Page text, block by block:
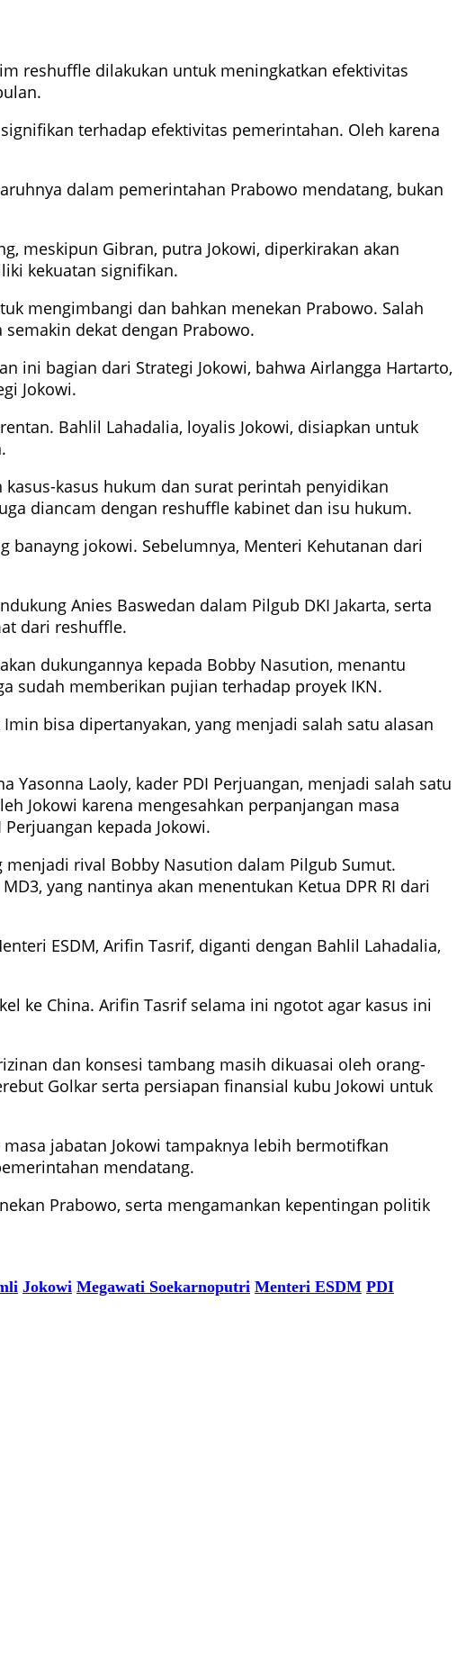
reshuffle dilakukan untuk meningkatkan efektivitas
terhadap efektivitas pemerintahan. Oleh karena
dalam pemerintahan Prabowo mendatang, bukan
meskipun Gibran, putra Jokowi, diperkirakan akan
kekuatan signifikan.
mengimbangi dan bahkan menekan Prabowo. Salah
dekat dengan Prabowo.
ini bagian dari Strategi Jokowi, bahwa Airlangga Hartarto,
Jokowi.
Bahlil Lahadalia, loyalis Jokowi, disiapkan untuk
kasus hukum dan surat perintah penyidikan
diancam dengan reshuffle kabinet dan isu hukum.
jokowi. Sebelumnya, Menteri Kehutanan dari
Anies Baswedan dalam Pilgub DKI Jakarta, serta
dari reshuffle.
dukungannya kepada Bobby Nasution, menantu
sudah memberikan pujian terhadap proyek IKN.
bisa dipertanyakan, yang menjadi salah satu alasan
Laoly, kader PDI Perjuangan, menjadi salah satu
Jokowi karena mengesahkan perpanjangan masa
kepada Jokowi.
menjadi rival Bobby Nasution dalam Pilgub Sumut.
yang nantinya akan menentukan Ketua DPR RI dari
ESDM, Arifin Tasrif, diganti dengan Bahlil Lahadalia,
ke China. Arifin Tasrif selama ini ngotot agar kasus ini
dan konsesi tambang masih dikuasai oleh orang-
Golkar serta persiapan finansial kubu Jokowi untuk
jabatan Jokowi tampaknya lebih bermotifkan
mendatang.
Prabowo, serta mengamankan kepentingan politik
Jokowi Megawati Soekarnoputri Menteri ESDM PDI